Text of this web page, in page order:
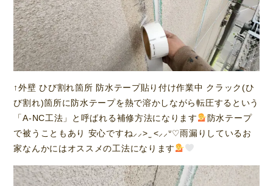
↑外壁 ひび割れ箇所 防水テープ貼り付け作業中 クラック(ひ
び割れ)箇所に防水テープを熱で溶かしながら転圧するという
「A-NC工法」と呼ばれる補修方法になります
防水テープ
で被うこともあり 安心ですね⸝⸝> ̫ <⸝⸝ᐡ♡雨漏りしているお
家なんかにはオススメの工法になります